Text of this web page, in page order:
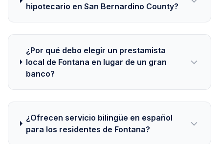
hipotecario en San Bernardino County?
¿Por qué debo elegir un prestamista
local de Fontana en lugar de un gran
banco?
¿Ofrecen servicio bilingüe en español
para los residentes de Fontana?